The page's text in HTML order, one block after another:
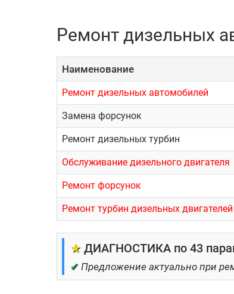
При всех своих плюсах машины с
подобных автомобилей. В отличие от
использования только оригинальных
Одним из самых распространенных
Специалисты техцентра готовы
Основные причины, которые вызывают
использование
неудовлетворительное
несоблюдение требований
нарушение требований по
Ремонт дизельных
Наименование
Ремонт дизельных автомобилей
Замена форсунок
Ремонт дизельных турбин
Обслуживание дизельного двигателя
Ремонт форсунок
Ремонт турбин дизельных двигателей
★ ДИАГНОСТИКА по 43
✔ Предложение актуально при